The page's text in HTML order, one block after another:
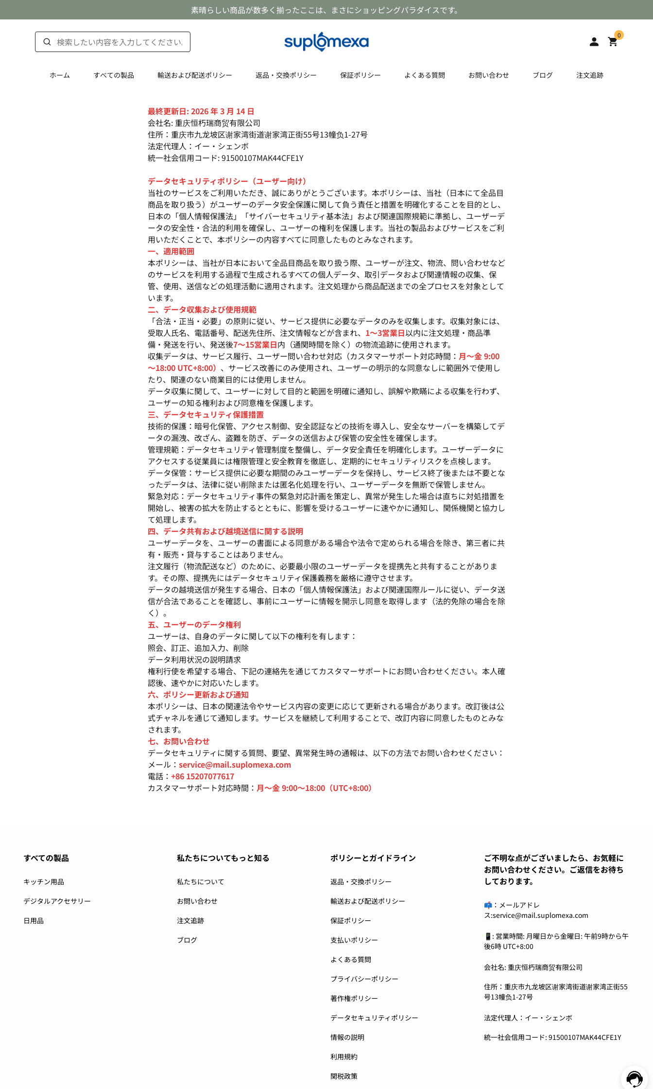
素晴らしい商品が数多く揃ったここは、まさにショッピングパラダイスです。
0
ホーム すべての製品 輸送および配送ポリシー 返品・交換ポリシー 保証ポリシー よくある質問 お問い合わせ ブログ 注文追跡
最終更新日: 2026 年 3 月 14 日
会社名: 重庆恒朽瑞商贸有限公司
住所：重庆市九龙坡区谢家湾街道谢家湾正街55号13幢负1-27号
法定代理人：イー・シェンボ
統一社会信用コード: 91500107MAK44CFE1Y
データセキュリティポリシー（ユーザー向け）
当社のサービスをご利用いただき、誠にありがとうございます。本ポリシーは、当社（日本にて全品目
商品を取り扱う）がユーザーのデータ安全保護に関して負う責任と措置を明確化することを目的とし、
日本の「個人情報保護法」「サイバーセキュリティ基本法」および関連国際規範に準拠し、ユーザーデ
ータの安全性・合法的利用を確保し、ユーザーの権利を保護します。当社の製品およびサービスをご利
用いただくことで、本ポリシーの内容すべてに同意したものとみなされます。
一、適用範囲
本ポリシーは、当社が日本において全品目商品を取り扱う際、ユーザーが注文、物流、問い合わせなど
のサービスを利用する過程で生成されるすべての個人データ、取引データおよび関連情報の収集、保
管、使用、送信などの処理活動に適用されます。注文処理から商品配送までの全プロセスを対象として
います。
二、データ収集および使用規範
「合法・正当・必要」の原則に従い、サービス提供に必要なデータのみを収集します。収集対象には、
受取人氏名、電話番号、配送先住所、注文情報などが含まれ、 1～3営業日以内に注文処理・商品準
備・発送を行い、発送後7～15営業日内（通関時間を除く）の物流追跡に使用されます。
収集データは、サービス履行、ユーザー問い合わせ対応（カスタマーサポート対応時間： 月～金 9:00
～18:00 UTC+8:00） 、サービス改善にのみ使用され、ユーザーの明示的な同意なしに範囲外で使用し
たり、関連のない商業目的には使用しません。
データ収集に関して、ユーザーに対して目的と範囲を明確に通知し、誤解や欺瞞による収集を行わず、
ユーザーの知る権利および同意権を保護します。
三、データセキュリティ保護措置
技術的保護：暗号化保管、アクセス制御、安全認証などの技術を導入し、安全なサーバーを構築してデ
ータの漏洩、改ざん、盗難を防ぎ、データの送信および保管の安全性を確保します。
管理規範：データセキュリティ管理制度を整備し、データ安全責任を明確化します。ユーザーデータに
アクセスする従業員には権限管理と安全教育を徹底し、定期的にセキュリティリスクを点検します。
データ保管：サービス提供に必要な期間のみユーザーデータを保持し、サービス終了後または不要とな
ったデータは、法律に従い削除または匿名化処理を行い、ユーザーデータを無断で保管しません。
緊急対応：データセキュリティ事件の緊急対応計画を策定し、異常が発生した場合は直ちに対処措置を
開始し、被害の拡大を防止するとともに、影響を受けるユーザーに速やかに通知し、関係機関と協力し
て処理します。
四、データ共有および越境送信に関する説明
ユーザーデータを、ユーザーの書面による同意がある場合や法令で定められる場合を除き、第三者に共
有・販売・貸与することはありません。
注文履行（物流配送など）のために、必要最小限のユーザーデータを提携先と共有することがありま
す。その際、提携先にはデータセキュリティ保護義務を厳格に遵守させます。
データの越境送信が発生する場合、日本の「個人情報保護法」および関連国際ルールに従い、データ送
信が合法であることを確認し、事前にユーザーに情報を開示し同意を取得します（法的免除の場合を除
く）。
五、ユーザーのデータ権利
ユーザーは、自身のデータに関して以下の権利を有します：
照会、訂正、追加入力、削除
データ利用状況の説明請求
権利行使を希望する場合、下記の連絡先を通じてカスタマーサポートにお問い合わせください。本人確
認後、速やかに対応いたします。
六、ポリシー更新および通知
本ポリシーは、日本の関連法令やサービス内容の変更に応じて更新される場合があります。改訂後は公
式チャネルを通じて通知します。サービスを継続して利用することで、改訂内容に同意したものとみな
されます。
七、お問い合わせ
データセキュリティに関する質問、要望、異常発生時の通報は、以下の方法でお問い合わせください：
メール： service@mail.suplomexa.com
電話： +86 15207077617
カスタマーサポート対応時間： 月～金 9:00～18:00（UTC+8:00）
すべての製品
キッチン用品
デジタルアクセサリー
日用品
私たちについてもっと知る
私たちについて
お問い合わせ
注文追跡
ブログ
ポリシーとガイドライン
返品・交換ポリシー
輸送および配送ポリシー
保証ポリシー
支払いポリシー
よくある質問
プライバシーポリシー
著作権ポリシー
データセキュリティポリシー
情報の説明
利用規約
関税政策
ご不明な点がございましたら、お気軽に
お問い合わせください。ご返信をお待ち
しております。
📫：メールアドレ
ス:service@mail.suplomexa.com
📱: 営業時間: 月曜日から金曜日: 午前9時から午
後6時 UTC+8:00
会社名: 重庆恒朽瑞商贸有限公司
住所：重庆市九龙坡区谢家湾街道谢家湾正街55
号13幢负1-27号
法定代理人：イー・シェンボ
統一社会信用コード: 91500107MAK44CFE1Y